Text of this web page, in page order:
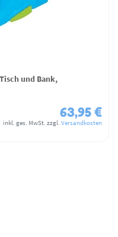
und Bank,
63,95 €
inkl. ges. MwSt. zzgl. Versandkosten